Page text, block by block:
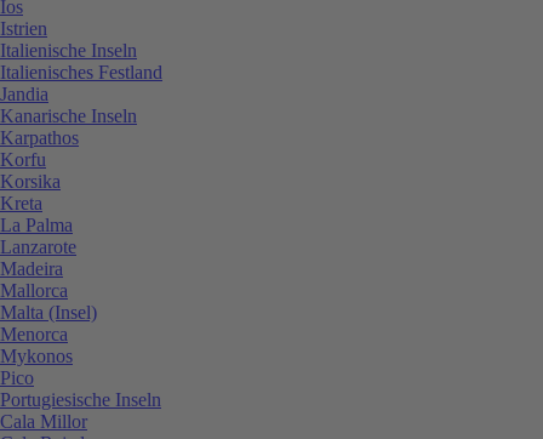
Ios
Istrien
Italienische Inseln
Italienisches Festland
Jandia
Kanarische Inseln
Karpathos
Korfu
Korsika
Kreta
La Palma
Lanzarote
Madeira
Mallorca
Malta (Insel)
Menorca
Mykonos
Pico
Portugiesische Inseln
Cala Millor